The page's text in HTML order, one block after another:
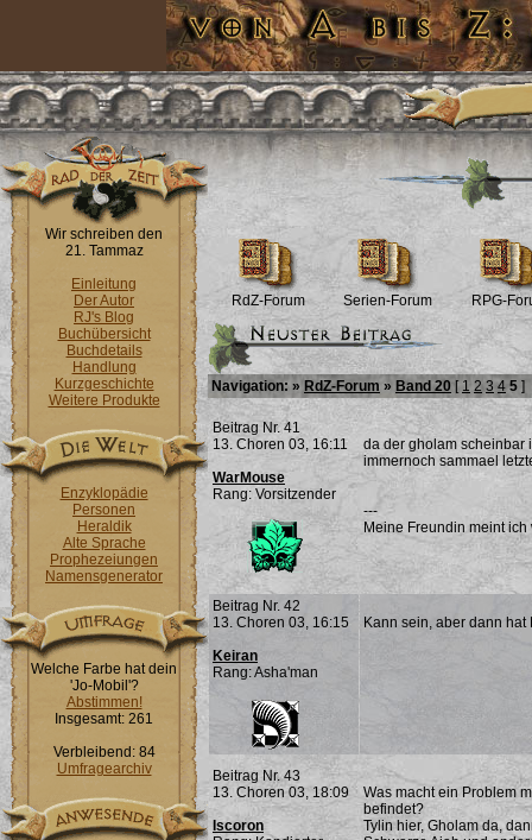
Wir schreiben den
21. Tammaz
Einleitung
Der Autor
RJ's Blog
Buchübersicht
Buchdetails
Handlung
Kurzgeschichte
Weitere Produkte
Enzyklopädie
Personen
Heraldik
Alte Sprache
Prophezeiungen
Namensgenerator
Welche Farbe hat dein
'Jo-Mobil'?
Abstimmen!
Insgesamt: 261
Verbleibend: 84
Umfragearchiv
RdZ-Forum Serien-Forum RPG-
Navigation: » RdZ-Forum » Band 20 [ 1 2 3 4 5 ]
Beitrag Nr. 41
13. Choren 03, 16:11
WarMouse
Rang: Vorsitzender
da der gholam scheinbar
immernoch sammael
---
Meine Freundin meint
Beitrag Nr. 42
13. Choren 03, 16:15
Keiran
Rang: Asha'man
Kann sein, aber dann
Beitrag Nr. 43
13. Choren 03, 18:09
Iscoron
Was macht ein Problem
befindet?
Tylin hier, Gholam da,